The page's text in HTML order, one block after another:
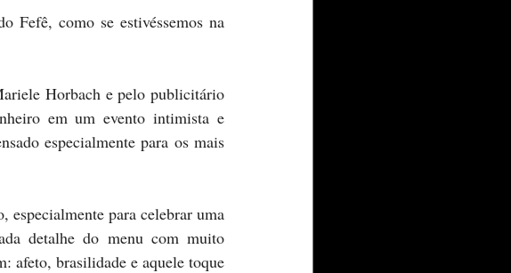
Fefê, como se estivéssemos na
em um evento intimista e
especialmente para os mais
detalhe do menu com muito
afeto, brasilidade e aquele toque